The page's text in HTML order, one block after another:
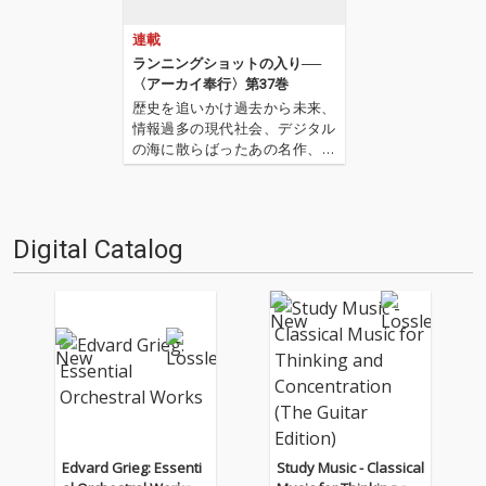
連載
ランニングショットの入り──
〈アーカイ奉行〉第37巻
歴史を追いかけ過去から未来、
情報過多の現代社会、デジタル
の海に散らばったあの名作、こ
の名作たちをひとつにまとめる
は…'''1.過去作の最新リマスター
音源 2.これまで未配信…
Digital Catalog
Edvard Grieg: Essenti
Study Music - Classical